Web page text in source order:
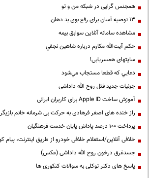
همجنس گرایی در شبکه من و تو
13 توصیه آسان برای رفع بوی بد دهان
مشاهده سامانه آنلاين سوابق بیمه
حكم آيت‌الله مكارم درباره شاهين نجفي
سایتهای همسریابی!
دعايي كه قطعا مستجاب مي‌شود
جزئیات جدید قتل روح الله داداشی
آموزش ساخت Apple ID برای کاربران ایرانی
راز خنده های اصغر فرهادی به حرکت بی شرمانه خانم
پرداخت ۱۰۰ درصد پاداش پایان خدمت فرهنگیان
خلافی آنلاین/استعلام خلافی خودرو از طریق اینترنت، پیام
جسدغرق درخون روح الله داداشی (عکس)
پاسخ های دکتر توکلی به سوالات کنکوری ها